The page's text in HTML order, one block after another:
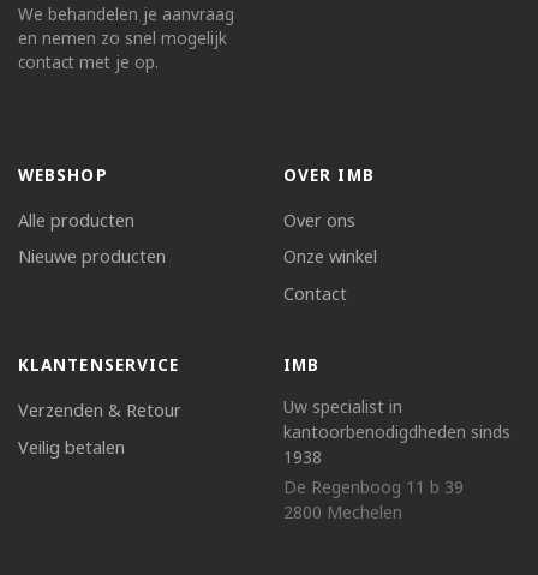
We behandelen je aanvraag
en nemen zo snel mogelijk
contact met je op.
WEBSHOP
Alle producten
Nieuwe producten
OVER IMB
Over ons
Onze winkel
Contact
KLANTENSERVICE
Verzenden & Retour
Veilig betalen
IMB
Uw specialist in
kantoorbenodigdheden sinds
1938
De Regenboog 11 b 39
2800 Mechelen